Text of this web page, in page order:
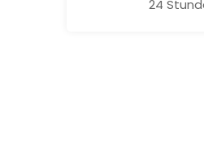
24